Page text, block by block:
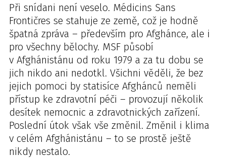
Při snídani není veselo. Médicins Sans
Frontičres se stahuje ze země, což je hodně
špatná zpráva – především pro Afghánce, ale i
pro všechny bělochy. MSF působí
v Afghánistánu od roku 1979 a za tu dobu se
jich nikdo ani nedotkl. Všichni věděli, že bez
jejich pomoci by statisíce Afghánců neměli
přístup ke zdravotní péči – provozují několik
desítek nemocnic a zdravotnických zařízení.
Poslední útok však vše změnil. Změnil i klima
v celém Afghánistánu – to se prostě ještě
nikdy nestalo.